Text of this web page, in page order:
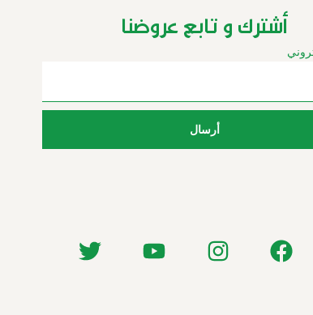
أشترك و تابع عروضنا
أرسال